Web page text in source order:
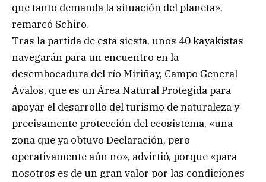
que tanto demanda la situación del planeta»,
remarcó Schiro.
Tras la partida de esta siesta, unos 40 kayakistas
navegarán para un encuentro en la
desembocadura del río Miriñay, Campo General
Ávalos, que es un Área Natural Protegida para
apoyar el desarrollo del turismo de naturaleza y
precisamente protección del ecosistema, «una
zona que ya obtuvo Declaración, pero
operativamente aún no», advirtió, porque «para
nosotros es de un gran valor por las condiciones